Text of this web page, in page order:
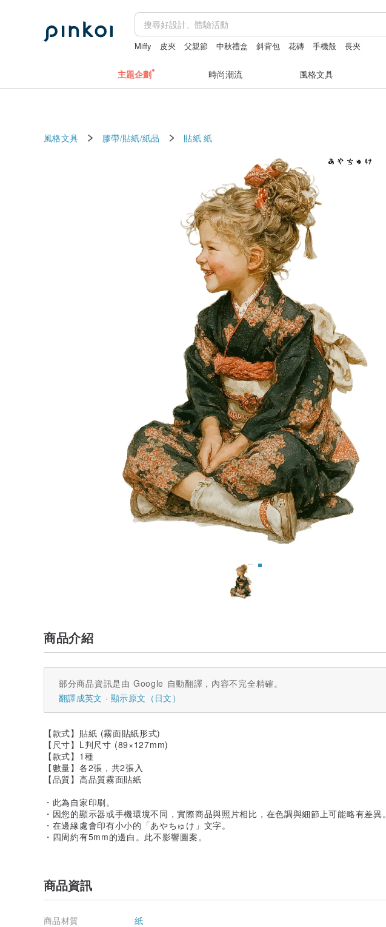
Miffy 皮夾 父親節 中秋禮盒 斜背包 花磚 手機殼 長夾
主題企劃 時尚潮流 風格文具
風格文具 膠帶/貼紙/紙品 貼紙 紙
商品介紹
部分商品資訊是由 Google 自動翻譯，內容不完全精確。
翻譯成英文
顯示原文（日文）
【款式】貼紙 (霧面貼紙形式)
【尺寸】L判尺寸 (89×127mm)
【款式】1種
【數量】各2張，共2張入
【品質】高品質霧面貼紙
・此為自家印刷。
・因您的顯示器或手機環境不同，實際商品與照片相比，在色調與細節上可能略有差異。
・在邊緣處會印有小小的「あやちゅけ」文字。
・四周約有5mm的邊白。此不影響圖案。
商品資訊
商品材質
紙